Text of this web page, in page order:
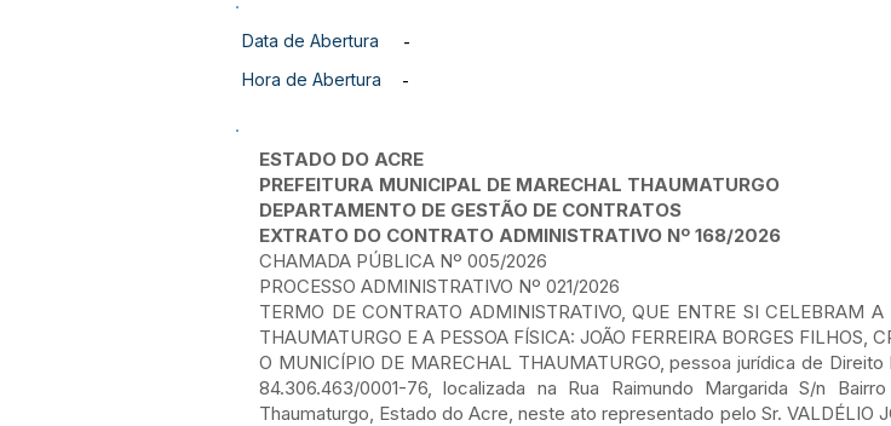
Data de Abertura
-
Hora de Abertura
-
ESTADO DO ACRE
PREFEITURA MUNICIPAL DE MARECHAL THAUMATURGO
DEPARTAMENTO DE GESTÃO DE CONTRATOS
EXTRATO DO CONTRATO ADMINISTRATIVO Nº 168/2026
CHAMADA PÚBLICA Nº 005/2026
PROCESSO ADMINISTRATIVO Nº 021/2026
TERMO DE CONTRATO ADMINISTRATIVO, QUE ENTRE SI CELEBRAM
THAUMATURGO E A PESSOA FÍSICA: JOÃO FERREIRA BORGES
O MUNICÍPIO DE MARECHAL THAUMATURGO, pessoa jurídica de
84.306.463/0001-76, localizada na Rua Raimundo Margarida S/n
Thaumaturgo, Estado do Acre, neste ato representado pelo Sr. VALDÉLIO